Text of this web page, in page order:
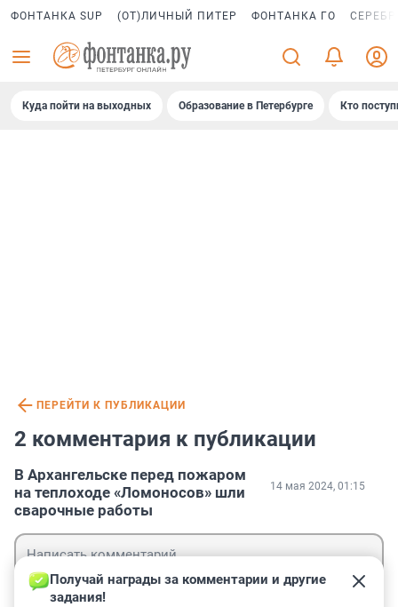
ФОНТАНКА SUP (ОТ)ЛИЧНЫЙ ПИТЕР ФОНТАНКА ГО
Куда пойти на выходных Образование в Петербурге Кто
ПЕРЕЙТИ К ПУБЛИКАЦИИ
2 комментария к публикации
В Архангельске перед пожаром
на теплоходе «Ломоносов» шли
сварочные работы
14 мая 2024, 01:15
Получай награды за комментарии и другие
задания!